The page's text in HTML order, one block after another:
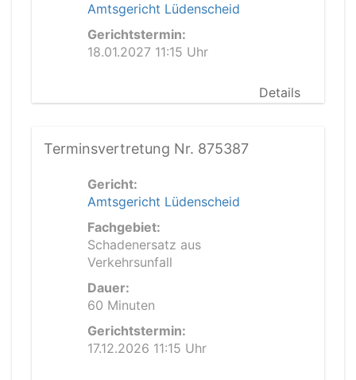
Amtsgericht Lüdenscheid
Gerichtstermin:
18.01.2027 11:15 Uhr
Details
Terminsvertretung Nr. 875387
Gericht:
Amtsgericht Lüdenscheid
Fachgebiet:
Schadenersatz aus
Verkehrsunfall
Dauer:
60 Minuten
Gerichtstermin:
17.12.2026 11:15 Uhr